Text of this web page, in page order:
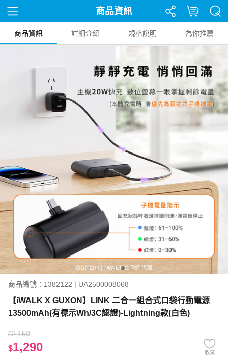
商品資訊
商品資訊 詳細介紹 規格說明 為你推薦
商品編號：1382122 | UA2500008068
【iWALK X GUXON】LINK 二合一組合式口袋行動電源
13500mAh(有標示Wh/3C認證)-Lightning款(白色)
$2,150
$1,290 收藏